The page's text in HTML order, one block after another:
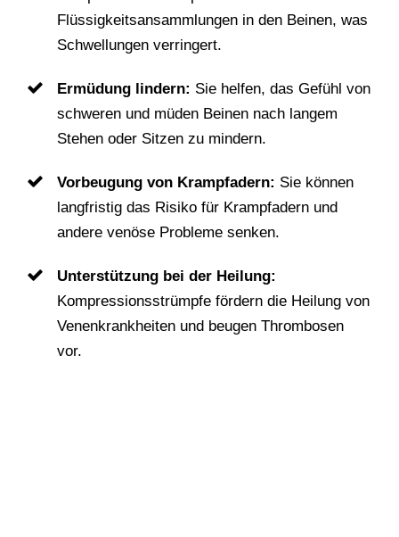
Flüssigkeitsansammlungen in den Beinen, was
Schwellungen verringert.
Ermüdung lindern: Sie helfen, das Gefühl von
schweren und müden Beinen nach langem
Stehen oder Sitzen zu mindern.
Vorbeugung von Krampfadern: Sie können
langfristig das Risiko für Krampfadern und
andere venöse Probleme senken.
Unterstützung bei der Heilung:
Kompressionsstrümpfe fördern die Heilung von
Venenkrankheiten und beugen Thrombosen
vor.